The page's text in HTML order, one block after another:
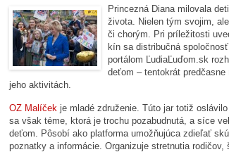
Princezná Diana milovala
života. Nielen tým svojim,
či chorým. Pri príležitosti
kín sa distribučná spoločnosť
portálom ĽudiaĽuďom.sk
deťom – tentokrát
jeho aktivitách.
OZ Malíček je mladé združenie. Túto jar totiž
sa však téme, ktorá je trochu pozabudnutá, a síce
deťom. Pôsobí ako platforma umožňujúca zdieľať
poznatky a informácie. Organizuje stretnutia rodičov,